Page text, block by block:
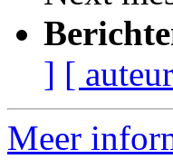
] [
Meer